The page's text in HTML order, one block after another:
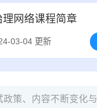
网络课程简章
03-04 更新
政策、内容不断变化